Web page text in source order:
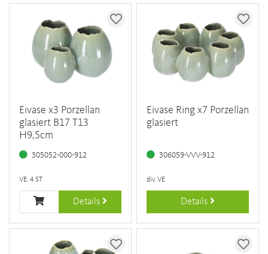
Eivase x3 Porzellan
glasiert B17 T13
H9,5cm
305052-000-912
VE: 4 ST
Details
Eivase Ring x7 Porzellan
glasiert
306059-VVV-912
div. VE
Details